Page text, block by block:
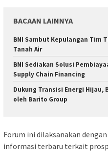
BACAAN LAINNYA
BNI Sambut Kepulangan Tim
Tanah Air
BNI Sediakan Solusi
Supply Chain Financing
Dukung Transisi Energi Hijau,
oleh Barito Group
Forum ini dilaksanakan
informasi terbaru terkait